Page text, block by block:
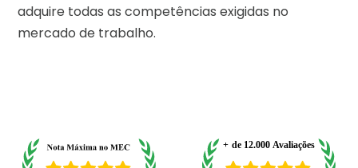
adquire todas as competências exigidas no
mercado de trabalho.